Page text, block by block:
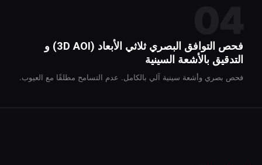
فحص التوافق البصري ثلاثي الأبعاد (3D AOI) و
التدقيق بالأشعة السينية
فحص بصري وأشعة سينية آلي بالكامل. عدم التسامح مطلقًا مع العيوب.